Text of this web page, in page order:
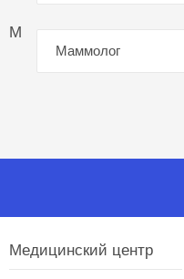
М
Маммолог
Медицинский центр